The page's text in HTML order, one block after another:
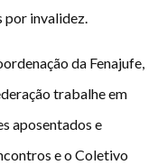
por invalidez.
da Fenajufe,
trabalhe em
aposentados e
e o Coletivo